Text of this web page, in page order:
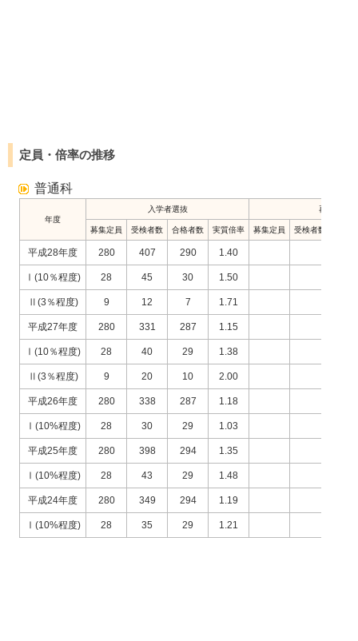
定員・倍率の推移
普通科
年度
入学者選抜 再募集
募集定員 受検者数 合格者数 実質倍率 募集定員 受検者数
平成28年度 280 407 290 1.40
Ⅰ(10％程度) 28 45 30 1.50
Ⅱ(3％程度) 9 12 7 1.71
平成27年度 280 331 287 1.15
Ⅰ(10％程度) 28 40 29 1.38
Ⅱ(3％程度) 9 20 10 2.00
平成26年度 280 338 287 1.18
Ⅰ(10%程度) 28 30 29 1.03
平成25年度 280 398 294 1.35
Ⅰ(10%程度) 28 43 29 1.48
平成24年度 280 349 294 1.19
Ⅰ(10%程度) 28 35 29 1.21